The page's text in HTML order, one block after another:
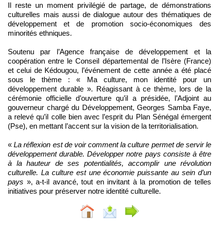
Il reste un moment privilégié de partage, de démonstrations
culturelles mais aussi de dialogue autour des thématiques de
développement et de promotion socio-économiques des
minorités ethniques.
Soutenu par l’Agence française de développement et la
coopération entre le Conseil départemental de l’Isère (France)
et celui de Kédougou, l’événement de cette année a été placé
sous le thème : « Ma culture, mon identité pour un
développement durable ». Réagissant à ce thème, lors de la
cérémonie officielle d’ouverture qu’il a présidée, l’Adjoint au
gouverneur chargé du Développement, Georges Samba Faye,
a relevé qu’il colle bien avec l’esprit du Plan Sénégal émergent
(Pse), en mettant l’accent sur la vision de la territorialisation.
«La réflexion est de voir comment la culture permet de servir le
développement durable. Développer notre pays consiste à être
à la hauteur de ses potentialités, accomplir une révolution
culturelle. La culture est une économie puissante au sein d’un
pays », a-t-il avancé, tout en invitant à la promotion de telles
initiatives pour préserver notre identité culturelle.